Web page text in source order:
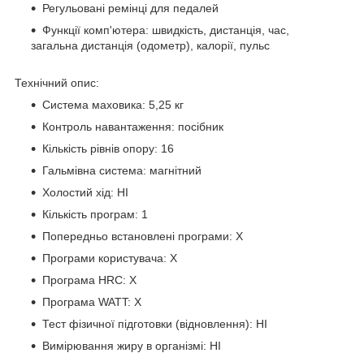
Регульовані ремінці для педалей
Функції комп'ютера: швидкість, дистанція, час,
загальна дистанція (одометр), калорії, пульс
Технічний опис:
Система маховика: 5,25 кг
Контроль навантаження: посібник
Кількість рівнів опору: 16
Гальмівна система: магнітний
Холостий хід: НІ
Кількість програм: 1
Попередньо встановлені програми: X
Програми користувача: X
Програма HRC: X
Програма WATT: X
Тест фізичної підготовки (відновлення): НІ
Вимірювання жиру в організмі: НІ